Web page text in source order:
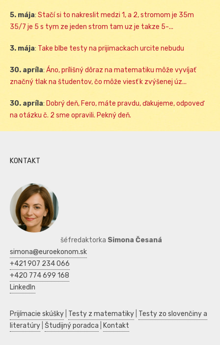
5. mája: Stačí si to nakreslit medzi 1, a 2, stromom je 35m
35/7 je 5 s tym ze jeden strom tam uz je takze 5-...
3. mája: Take blbe testy na prijimackach urcite nebudu
30. apríla: Áno, prílišný dôraz na matematiku môže vyvíjať
značný tlak na študentov, čo môže viesť k zvýšenej úz...
30. apríla: Dobrý deň, Fero, máte pravdu, ďakujeme, odpoveď
na otázku č. 2 sme opravili. Pekný deň.
KONTAKT
šéfredaktorka Simona Česaná
simona@euroekonom.sk
+421 907 234 066
+420 774 699 168
LinkedIn
Prijímacie skúšky Testy z matematiky Testy zo slovenčiny a
literatúry Študijný poradca Kontakt